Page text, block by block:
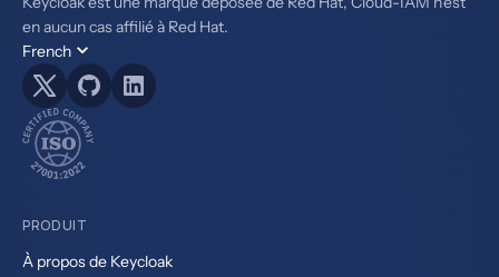
en aucun cas affilié à Red Hat.
French
PRODUIT
À propos de Keycloak